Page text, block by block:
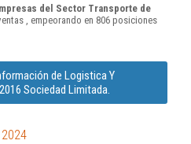
del Sector Transporte de
, empeorando en 806 posiciones
de Logistica Y
Sociedad Limitada.